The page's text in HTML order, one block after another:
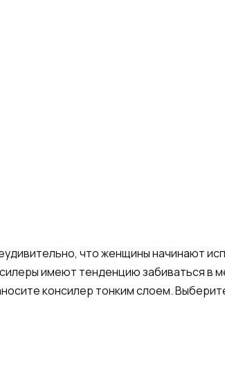
что женщины начинают
имеют тенденцию забиваться в
консилер тонким слоем.